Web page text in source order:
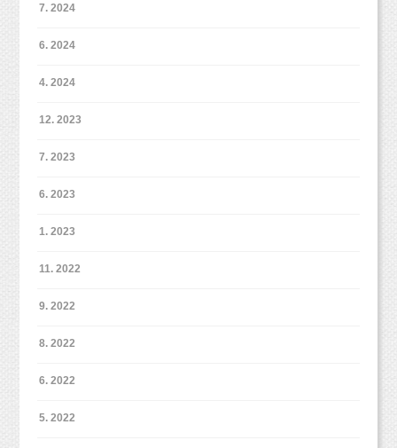
7. 2024
6. 2024
4. 2024
12. 2023
7. 2023
6. 2023
1. 2023
11. 2022
9. 2022
8. 2022
6. 2022
5. 2022